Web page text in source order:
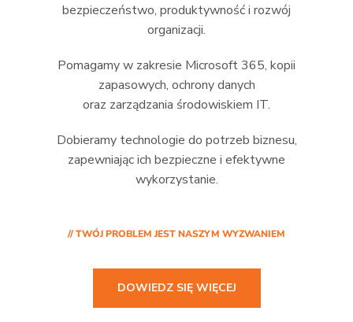
bezpieczeństwo, produktywność i rozwój
organizacji.
Pomagamy w zakresie Microsoft 365, kopii
zapasowych, ochrony danych
oraz zarządzania środowiskiem IT.
Dobieramy technologie do potrzeb biznesu,
zapewniając ich bezpieczne i efektywne
wykorzystanie.
// TWÓJ PROBLEM JEST NASZYM WYZWANIEM
DOWIEDZ SIĘ WIĘCEJ